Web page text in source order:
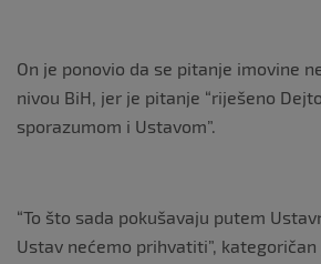
On je ponovio da se pitanje imovine
nivou BiH, jer je pitanje “riješeno
sporazumom i Ustavom”.
“To što sada pokušavaju putem
Ustav nećemo prihvatiti”, kategoričan